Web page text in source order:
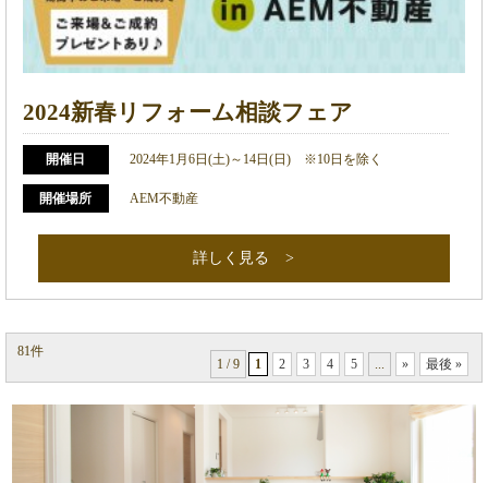
2024新春リフォーム相談フェア
開催日 2024年1月6日(土)～14日(日) ※10日を除く
開催場所 AEM不動産
詳しく見る
81件
1 / 9
1 2 3 4 5 ... » 最後 »